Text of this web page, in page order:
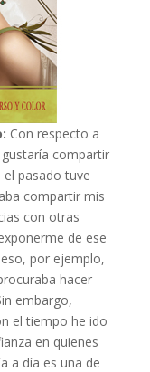
Con respecto a
compartir
el pasado tuve
compartir mis
con otras
de ese
por ejemplo,
hacer
embargo,
el tiempo he ido
en quienes
a día es una de